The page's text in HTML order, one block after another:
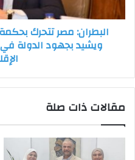
ويشيد
بجهود
تداعيات
الإقليمية
البطران: مصر تتحرك
ويشيد بجهود الدولة
مقالات ذات صلة